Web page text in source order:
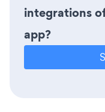
integrations
app?